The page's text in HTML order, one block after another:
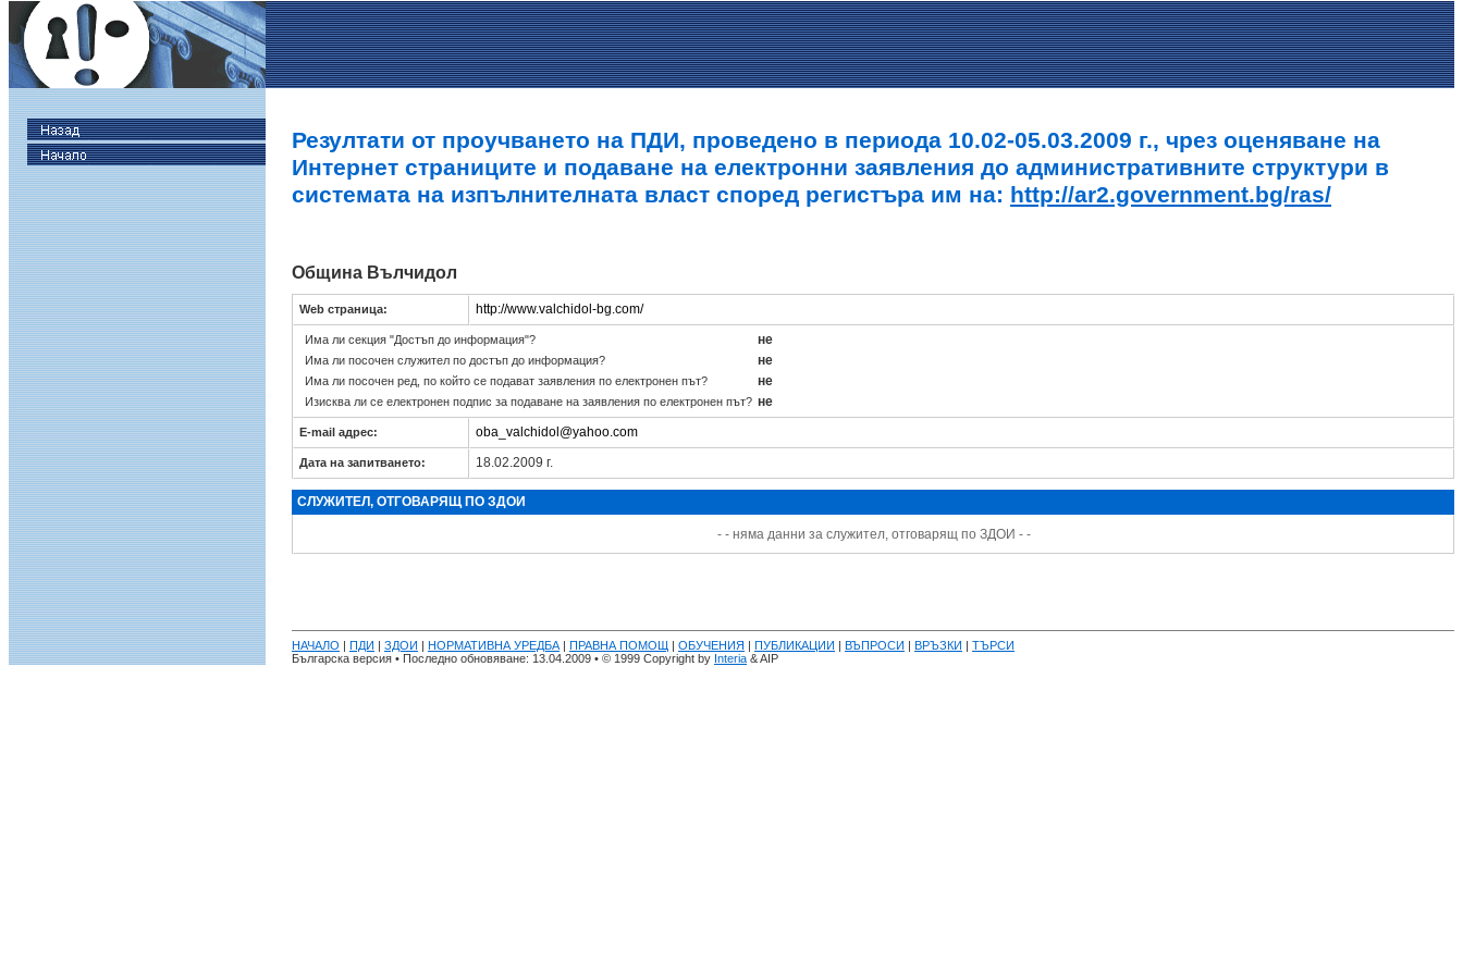
Резултати от проучването на ПДИ, проведено в периода 10.02-05.03.2009 г., чрез оценяване на
Интернет страниците и подаване на електронни заявления до административните структури в
системата на изпълнителната власт според регистъра им на: http://ar2.government.bg/ras/
Община Вълчидол
Web страница: http://www.valchidol-bg.com/
Има ли секция "Достъп до информация"? не
Има ли посочен служител по достъп до информация? не
Има ли посочен ред, по който се подават заявления по електронен път? не
Изисква ли се електронен подпис за подаване на заявления по електронен път? не
E-mail адрес: oba_valchidol@yahoo.com
Дата на запитването: 18.02.2009 г.
СЛУЖИТЕЛ, ОТГОВАРЯЩ ПО ЗДОИ
- - няма данни за служител, отговарящ по ЗДОИ - -
НАЧАЛО | ПДИ | ЗДОИ | НОРМАТИВНА УРЕДБА | ПРАВНА ПОМОЩ | ОБУЧЕНИЯ | ПУБЛИКАЦИИ | ВЪПРОСИ | ВРЪЗКИ | ТЪРСИ
Българска версия • Последно обновяване: 13.04.2009 • © 1999 Copyright by Interia & AIP